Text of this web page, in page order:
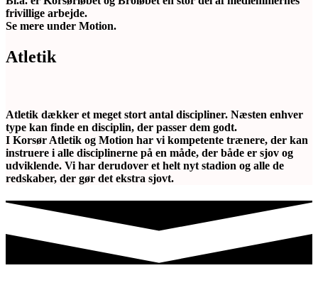
frivillige arbejde.
Se mere under Motion.
Atletik
Atletik dækker et meget stort antal discipliner. Næsten enhver
type kan finde en disciplin, der passer dem godt.
I Korsør Atletik og Motion har vi kompetente trænere, der kan
instruere i alle disciplinerne på en måde, der både er sjov og
udviklende. Vi har derudover et helt nyt stadion og alle de
redskaber, der gør det ekstra sjovt.